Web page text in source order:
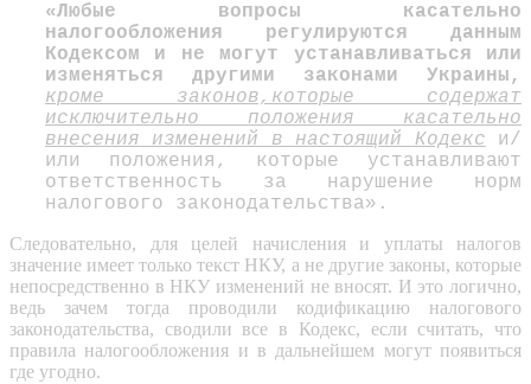
«Любые вопросы касательно
налогообложения регулируются данным
Кодексом и не могут устанавливаться или
изменяться другими законами Украины,
кроме законов,которые содержат
исключительно положения касательно
внесения изменений в настоящий Кодекс и/
или положения, которые устанавливают
ответственность за нарушение норм
налогового законодательства».
Следовательно, для целей начисления и уплаты налогов
значение имеет только текст НКУ, а не другие законы, которые
непосредственно в НКУ изменений не вносят. И это логично,
ведь зачем тогда проводили кодификацию налогового
законодательства, сводили все в Кодекс, если считать, что
правила налогообложения и в дальнейшем могут появиться
где угодно.